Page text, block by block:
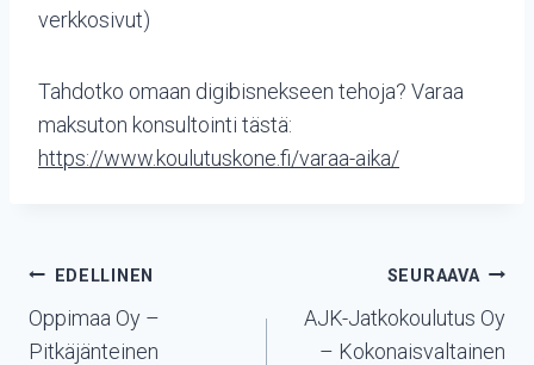
verkkosivut)
Tahdotko omaan digibisnekseen tehoja? Varaa
maksuton konsultointi tästä:
https://www.koulutuskone.fi/varaa-aika/
Artikkelien
selaus
EDELLINEN
Oppimaa Oy –
Pitkäjänteinen
SEURAAVA
AJK-Jatkokoulutus Oy
– Kokonaisvaltainen